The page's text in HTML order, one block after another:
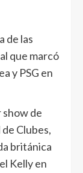
de las
que marcó
y PSG en
de
Clubes,
británica
Kelly en